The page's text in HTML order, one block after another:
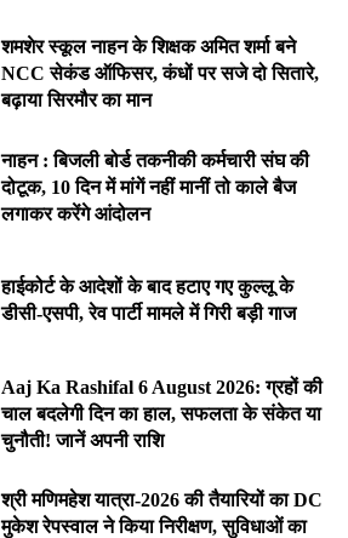
शमशेर स्कूल नाहन के शिक्षक अमित शर्मा बने
NCC सेकंड ऑफिसर, कंधों पर सजे दो सितारे,
बढ़ाया सिरमौर का मान
नाहन : बिजली बोर्ड तकनीकी कर्मचारी संघ की
दोटूक, 10 दिन में मांगें नहीं मानीं तो काले बैज
लगाकर करेंगे आंदोलन
हाईकोर्ट के आदेशों के बाद हटाए गए कुल्लू के
डीसी-एसपी, रेव पार्टी मामले में गिरी बड़ी गाज
Aaj Ka Rashifal 6 August 2026: ग्रहों की
चाल बदलेगी दिन का हाल, सफलता के संकेत या
चुनौती! जानें अपनी राशि
श्री मणिमहेश यात्रा-2026 की तैयारियों का DC
मुकेश रेपस्वाल ने किया निरीक्षण, सुविधाओं का